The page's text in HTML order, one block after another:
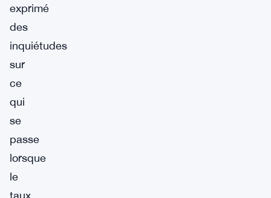
exprimé
des
inquiétudes
sur
ce
qui
se
passe
lorsque
le
taux